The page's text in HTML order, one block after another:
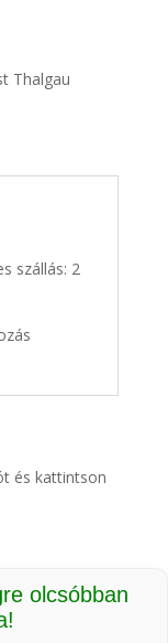
Thalgau
szállás: 2
és kattintson
olcsóbban